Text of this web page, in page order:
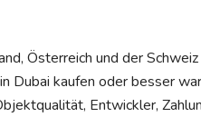
Österreich und der
Dubai kaufen oder besser
Entwickler,